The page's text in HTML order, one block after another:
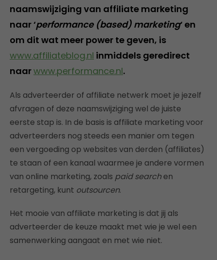
naamswijziging van affiliate marketing
naar ‘performance (based) marketing‘ en
om dit wat meer power te geven, is
www.affiliateblog.nl inmiddels geredirect
naarwww.performance.nl.
Als adverteerder of affiliate netwerk moet je jezelf
afvragen of deze naamswijziging wel de juiste
eerste stap is. In de basis is affiliate marketing voor
adverteerders nog steeds een manier om tegen
een vergoeding op websites van derden (affiliates)
te staan of een kanaal waarmee je andere vormen
van online marketing, zoals paid searchen
retargeting, kunt outsourcen.
Het mooie van affiliate marketing is dat jij als
adverteerder de keuze maakt met wie je wel een
samenwerking aangaat en met wie niet.